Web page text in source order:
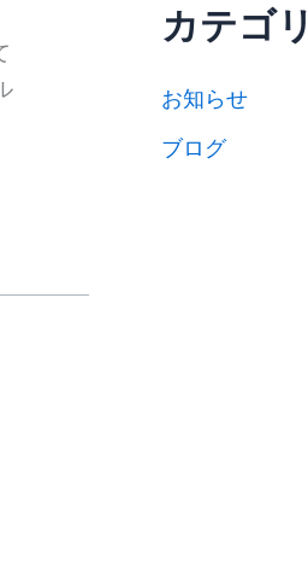
カテゴリ
お知らせ
ブログ